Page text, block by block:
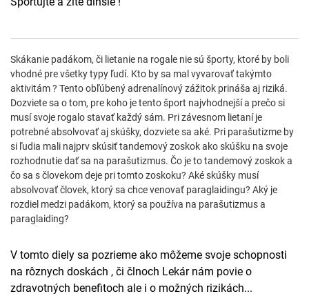
Skákanie padákom, či lietanie na rogale nie sú športy, ktoré by boli
vhodné pre všetky typy ľudí. Kto by sa mal vyvarovať takýmto
aktivitám ? Tento obľúbený adrenalínový zážitok prináša aj riziká.
Dozviete sa o tom, pre koho je tento šport najvhodnejší a prečo si
musí svoje rogalo stavať každý sám. Pri závesnom lietaní je
potrebné absolvovať aj skúšky, dozviete sa aké. Pri parašutizme by
si ľudia mali najprv skúsiť tandemový zoskok ako skúšku na svoje
rozhodnutie dať sa na parašutizmus. Čo je to tandemový zoskok a
čo sa s človekom deje pri tomto zoskoku? Aké skúšky musí
absolvovať človek, ktorý sa chce venovať paraglaidingu? Aký je
rozdiel medzi padákom, ktorý sa používa na parašutizmus a
paraglaiding?
V tomto diely sa pozrieme ako môžeme svoje schopnosti
na rôznych doskách , či člnoch Lekár nám povie o
zdravotných benefitoch ale i o možných rizikách...